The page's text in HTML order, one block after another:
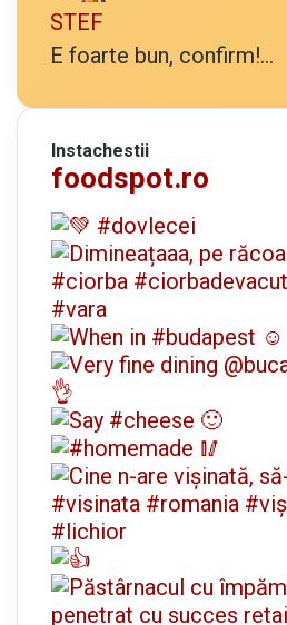
STEF
E foarte bun, confirm!...
Instachestii
foodspot.ro